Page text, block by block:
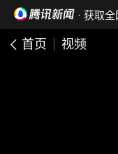
· 获取
首页 视频